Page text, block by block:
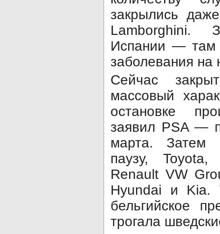
закрылись
Lamborghini.
Испании — там
заболевания на
Сейчас
массовый
остановке
заявил PSA —
марта. Затем
паузу,
Renault VW
Hyundai и Kia.
бельгийское
трогала